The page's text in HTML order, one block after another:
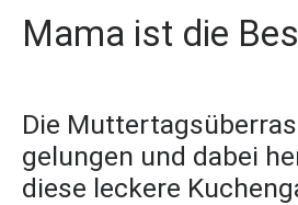
Mama ist die
Die
gelungen und dabei
diese leckere